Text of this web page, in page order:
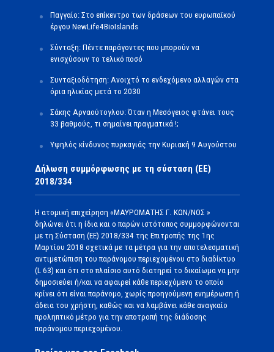
Παγγαίο: Στο επίκεντρο των δράσεων του ευρωπαϊκού
έργου NewLife4BioIslands
Σύνταξη: Πέντε παράγοντες που μπορούν να
ενισχύσουν το τελικό ποσό
Συνταξιοδότηση: Ανοιχτό το ενδεχόμενο αλλαγών στα
όρια ηλικίας μετά το 2030
Σάκης Αρναούτογλου: Όταν η Μεσόγειος φτάνει τους
33 βαθμούς, τι σημαίνει πραγματικά !;
Υψηλός κίνδυνος πυρκαγιάς την Κυριακή 9 Αυγούστου
Δήλωση συμμόρφωσης με τη σύσταση (ΕΕ)
2018/334
Η ατομική επιχείρηση «ΜΑΥΡΟΜΑΤΗΣ Γ. ΚΩΝ/ΝΟΣ »
δηλώνει ότι η ίδια και ο παρών ιστότοπος συμμορφώνονται
με τη Σύσταση (ΕΕ) 2018/334 της Επιτροπής της 1ης
Μαρτίου 2018 σχετικά με τα μέτρα για την αποτελεσματική
αντιμετώπιση του παράνομου περιεχομένου στο διαδίκτυο
(L 63) και ότι στο πλαίσιο αυτό διατηρεί το δικαίωμα να μην
δημοσιεύει ή/και να αφαιρεί κάθε περιεχόμενο το οποίο
κρίνει ότι είναι παράνομο, χωρίς προηγούμενη ενημέρωση ή
άδεια του χρήστη, καθώς και να λαμβάνει κάθε αναγκαίο
προληπτικό μέτρο για την αποτροπή της διάδοσης
παράνομου περιεχομένου.